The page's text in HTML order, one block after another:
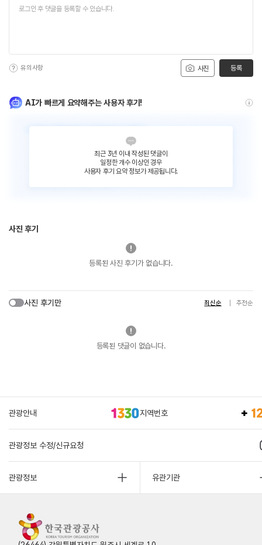
사진
유의사항 등록
AI가 빠르게 요약해주는 사용자 후기!
최근 3년 이내 작성된 댓글이
일정한 개수 이상인 경우
사용자 후기 요약 정보가 제공됩니다.
사진 후기
등록된 사진 후기가 없습니다.
사진 후기만 최신순 추천순
등록된 댓글이 없습니다.
관광안내 지역번호
관광정보 수정/신규요청
관광정보 유관기관